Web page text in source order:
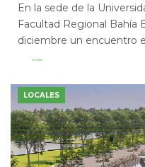
En la sede de la
Facultad Regional Bahía
diciembre un encuentro
Leer Más
LOCALES